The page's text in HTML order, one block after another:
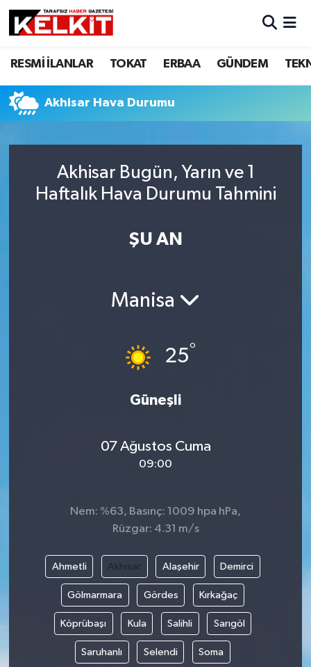
RESMİ İLANLAR TOKAT ERBAA GÜNDEM
Akhisar Hava Durumu
Akhisar Bugün, Yarın ve 1
Haftalık Hava Durumu Tahmini
ŞU AN
Manisa
25°
Güneşli
07 Ağustos Cuma
09:00
Nem: %63, Basınç: 1009 hpa hPa,
Rüzgar: 4.31 m/s
Ahmetli Akhisar Alaşehir Demirci
Gölmarmara Gördes Kırkağaç
Köprübaşı Kula Salihli Sarıgöl
Saruhanlı Selendi Soma